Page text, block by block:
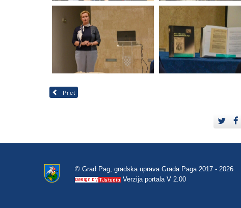
Pret
© Grad Pag, gradska uprava Grada Paga 2017 - 2026
Verzija portala V 2.00